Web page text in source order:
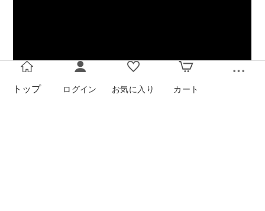
トップ ログイン お気に入り カート